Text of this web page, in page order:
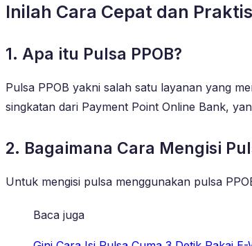
Inilah Cara Cepat dan
1. Apa itu Pulsa PPOB?
Pulsa PPOB yakni salah satu layanan yang
singkatan dari Payment Point Online Bank,
2. Bagaimana Cara Mengisi
Untuk mengisi pulsa menggunakan pulsa
Baca juga